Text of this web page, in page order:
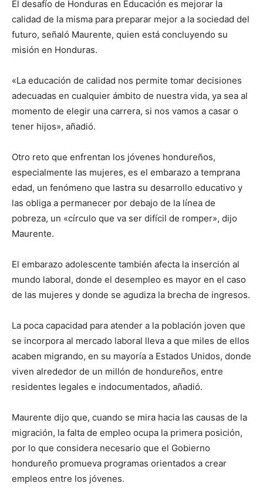
El desafío de Honduras en Educación es mejorar la
calidad de la misma para preparar mejor a la sociedad del
futuro, señaló Maurente, quien está concluyendo su
misión en Honduras.
«La educación de calidad nos permite tomar decisiones
adecuadas en cualquier ámbito de nuestra vida, ya sea al
momento de elegir una carrera, si nos vamos a casar o
tener hijos», añadió.
Otro reto que enfrentan los jóvenes hondureños,
especialmente las mujeres, es el embarazo a temprana
edad, un fenómeno que lastra su desarrollo educativo y
las obliga a permanecer por debajo de la línea de
pobreza, un «círculo que va ser difícil de romper», dijo
Maurente.
El embarazo adolescente también afecta la inserción al
mundo laboral, donde el desempleo es mayor en el caso
de las mujeres y donde se agudiza la brecha de ingresos.
La poca capacidad para atender a la población joven que
se incorpora al mercado laboral lleva a que miles de ellos
acaben migrando, en su mayoría a Estados Unidos, donde
viven alrededor de un millón de hondureños, entre
residentes legales e indocumentados, añadió.
Maurente dijo que, cuando se mira hacia las causas de la
migración, la falta de empleo ocupa la primera posición,
por lo que considera necesario que el Gobierno
hondureño promueva programas orientados a crear
empleos entre los jóvenes.